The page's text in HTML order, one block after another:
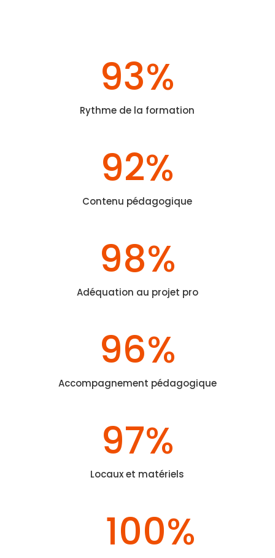
93%
Rythme de la formation
92%
Contenu pédagogique
98%
Adéquation au projet pro
96%
Accompagnement pédagogique
97%
Locaux et matériels
100%